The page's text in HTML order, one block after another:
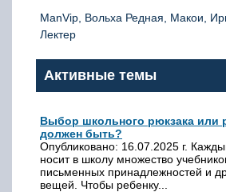
ManVip, Вольха Редная, Макои,
Лектер
Активные темы
Выбор школьного рюкзака или
должен быть?
Опубликовано: 16.07.2025 г.
носит в школу множество
письменных принадлежностей и
вещей. Чтобы ребенку...